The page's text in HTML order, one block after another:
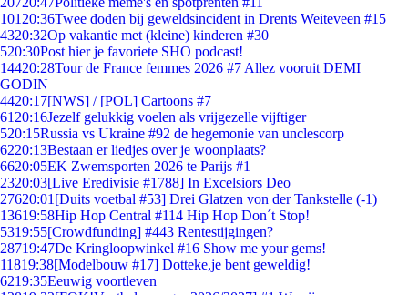
101 20:36Twee doden bij geweldsincident in Drents Weiteveen #15
4320:32Op vakantie met (kleine) kinderen #30
520:30Post hier je favoriete SHO podcast!
14420:28Tour de France femmes 2026 #7 Allez vooruit DEMI
GODIN
4420:17[NWS] / [POL] Cartoons #7
61 20:16Jezelf gelukkig voelen als vrijgezelle vijftiger
520:15Russia vs Ukraine #92 de hegemonie van unclescorp
6220:13Bestaan er liedjes over je woonplaats?
6620:05EK Zwemsporten 2026 te Parijs #1
2320:03[Live Eredivisie #1788] In Excelsiors Deo
27620:01 [Duits voetbal #53] Drei Glatzen von der Tankstelle (-1)
13619:58Hip Hop Central #114 Hip Hop Don´t Stop!
5319:55[Crowdfunding] #443 Rentestijgingen?
28719:47De Kringloopwinkel #16 Show me your gems!
11819:38[Modelbouw #17] Dotteke,je bent geweldig!
6219:35Eeuwig voortleven